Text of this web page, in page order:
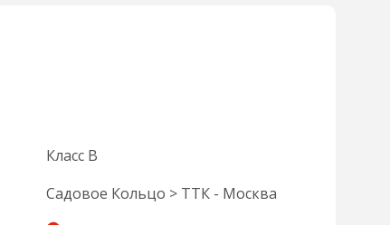
Класс B
Садовое Кольцо > ТТК - Москва